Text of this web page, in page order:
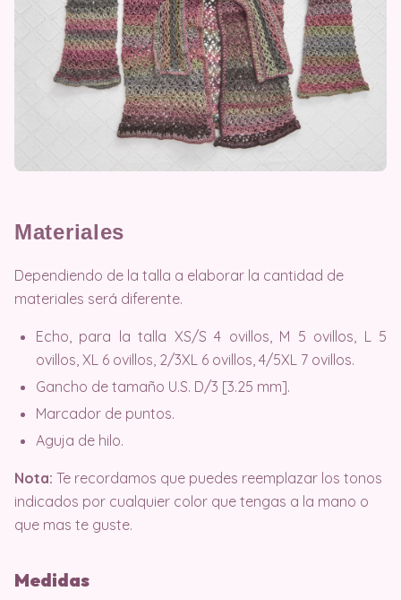
Materiales
Dependiendo de la talla a elaborar la cantidad de
materiales será diferente.
Echo, para la talla XS/S 4 ovillos, M 5 ovillos, L 5
ovillos, XL 6 ovillos, 2/3XL 6 ovillos, 4/5XL 7 ovillos.
Gancho de tamaño U.S. D/3 [3.25 mm].
Marcador de puntos.
Aguja de hilo.
Nota: Te recordamos que puedes reemplazar los tonos
indicados por cualquier color que tengas a la mano o
que mas te guste.
Medidas